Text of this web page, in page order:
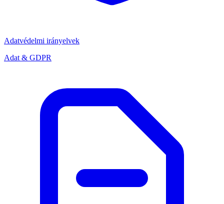
Adatvédelmi irányelvek
Adat & GDPR